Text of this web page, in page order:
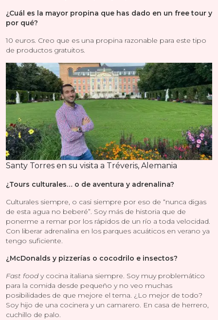
¿Cuál es la mayor propina que has dado en un free tour y
por qué?
10 euros. Creo que es una propina razonable para este tipo
de productos gratuitos.
Santy Torres en su visita a Tréveris, Alemania
¿Tours culturales… o de aventura y adrenalina?
Culturales siempre, o casi siempre por eso de “nunca digas
de esta agua no beberé”. Soy más de historia que de
ponerme a remar por los rápidos de un río a toda velocidad.
Con liberar adrenalina en los parques acuáticos en verano ya
tengo suficiente.
¿McDonalds y pizzerías o cocodrilo e insectos?
Fast foody cocina italiana siempre. Soy muy problemático
para la comida desde pequeño y no veo muchas
posibilidades de que mejore el tema. ¿Lo mejor de todo?
Soy hijo de una cocinera y un camarero. En casa de herrero,
cuchillo de palo.